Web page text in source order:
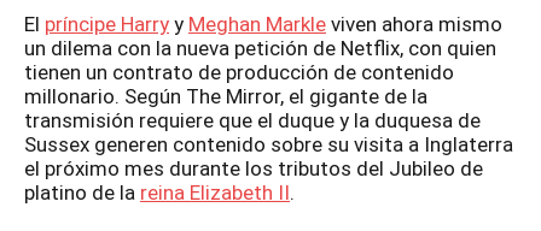
El príncipe Harry y Meghan Markle viven ahora mismo
un dilema con la nueva petición de Netflix, con quien
tienen un contrato de producción de contenido
millonario. Según The Mirror, el gigante de la
transmisión requiere que el duque y la duquesa de
Sussex generen contenido sobre su visita a Inglaterra
el próximo mes durante los tributos del Jubileo de
platino de la reina Elizabeth II.